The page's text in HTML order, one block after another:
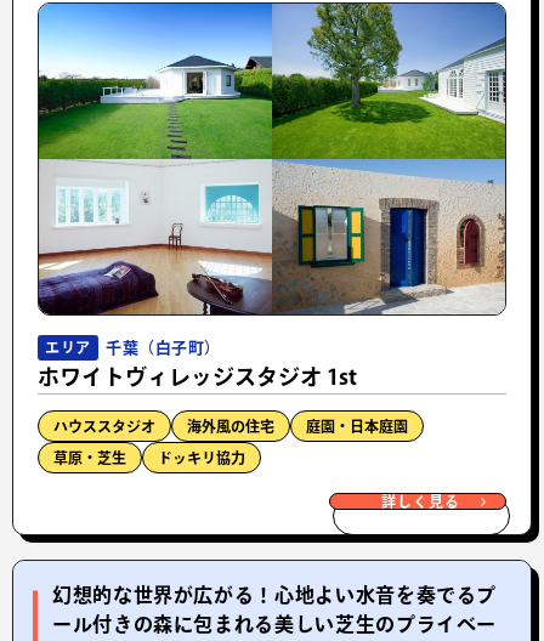
エリア 千葉（白子町）
ホワイトヴィレッジスタジオ 1st
ハウススタジオ 海外風の住宅 庭園・日本庭園
草原・芝生 ドッキリ協力
詳しく見る
幻想的な世界が広がる！心地よい水音を奏でるプ
ール付きの森に包まれる美しい芝生のプライベー